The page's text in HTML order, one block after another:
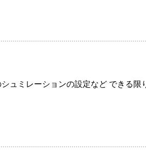
ュミレーションの設定など できる限